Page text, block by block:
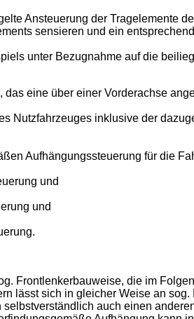
Ansteuerung der Tragelemente
sensieren und ein
unter Bezugnahme auf die
eine über einer Vorderachse
Nutzfahrzeuges inklusive der
Aufhängungssteuerung für die
und
und
Frontlenkerbauweise, die im
lässt sich in gleicher Weise an
auch einen